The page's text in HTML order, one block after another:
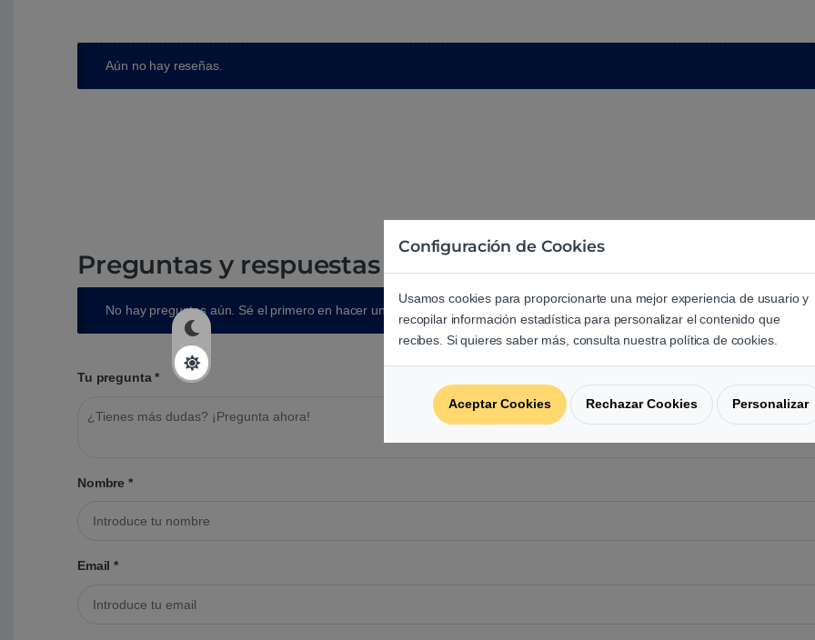
Aún no hay reseñas.
Preguntas y respuestas de los usuarios sobre este
No hay preguntas aún. Sé el primero en hacer una pregunta acerca de este producto.
Tu pregunta*
Nombre*
Email*
Configuración de Cookies
Usamos cookies para proporcionarte una mejor experiencia de usuario y
recopilar información estadística para personalizar el contenido que
recibes. Si quieres saber más, consulta nuestra política de cookies.
Aceptar Cookies Rechazar Cookies Personalizar